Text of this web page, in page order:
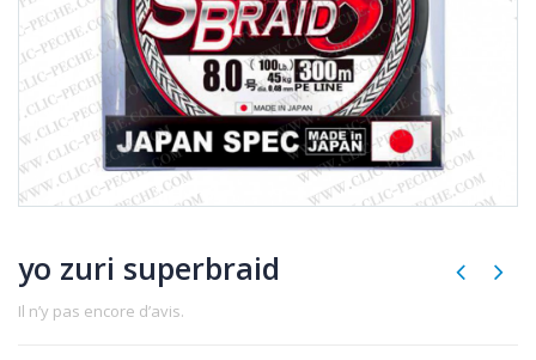
yo zuri superbraid
Il n’y pas encore d’avis.